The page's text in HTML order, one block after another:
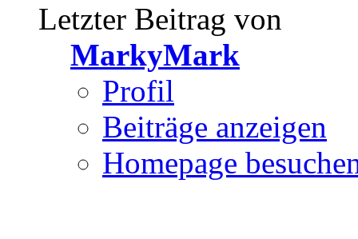
Letzter Beitrag von
MarkyMark
Profil
Beiträge anzeigen
Homepage